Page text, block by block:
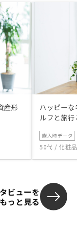
産形
ハッピー
ルフと旅
購入時データ
50代 / 化粧
ビューを
もっと見る